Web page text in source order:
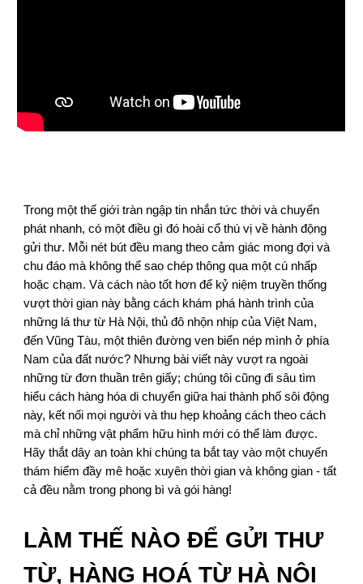
Trong một thế giới tràn ngập tin nhắn tức thời và chuyển
phát nhanh, có một điều gì đó hoài cổ thú vị về hành động
gửi thư. Mỗi nét bút đều mang theo cảm giác mong đợi và
chu đáo mà không thể sao chép thông qua một cú nhấp
hoặc chạm. Và cách nào tốt hơn để kỷ niệm truyền thống
vượt thời gian này bằng cách khám phá hành trình của
những lá thư từ Hà Nội, thủ đô nhộn nhịp của Việt Nam,
đến Vũng Tàu, một thiên đường ven biển nép mình ở phía
Nam của đất nước? Nhưng bài viết này vượt ra ngoài
những từ đơn thuần trên giấy; chúng tôi cũng đi sâu tìm
hiểu cách hàng hóa di chuyển giữa hai thành phố sôi động
này, kết nối mọi người và thu hẹp khoảng cách theo cách
mà chỉ những vật phẩm hữu hình mới có thể làm được.
Hãy thắt dây an toàn khi chúng ta bắt tay vào một chuyến
thám hiểm đầy mê hoặc xuyên thời gian và không gian - tất
cả đều nằm trong phong bì và gói hàng!
LÀM THẾ NÀO ĐỂ GỬI THƯ
TỪ, HÀNG HOÁ TỪ HÀ NỘI